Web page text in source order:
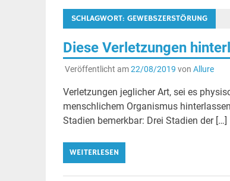
SCHLAGWORT: GEWEBSZERSTÖRUNG
Diese Verletzungen
Veröffentlicht am22/08/2019 von Allure
Verletzungen jeglicher Art, sei es
menschlichem Organismus
Stadien bemerkbar: Drei Stadien der […]
WEITERLESEN